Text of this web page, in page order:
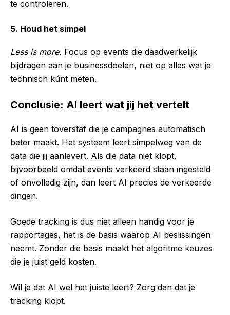
te controleren.
5. Houd het simpel
Less is more. Focus op events die daadwerkelijk
bijdragen aan je businessdoelen, niet op alles wat je
technisch kúnt meten.
Conclusie: AI leert wat jij het vertelt
AI is geen toverstaf die je campagnes automatisch
beter maakt. Het systeem leert simpelweg van de
data die jij aanlevert. Als die data niet klopt,
bijvoorbeeld omdat events verkeerd staan ingesteld
of onvolledig zijn, dan leert AI precies de verkeerde
dingen.
Goede tracking is dus niet alleen handig voor je
rapportages, het is de basis waarop AI beslissingen
neemt. Zonder die basis maakt het algoritme keuzes
die je juist geld kosten.
Wil je dat AI wel het juiste leert? Zorg dan dat je
tracking klopt.